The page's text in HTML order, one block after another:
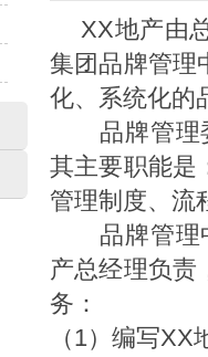
XX地产由
集团品牌管理
化、系统化的
品牌管理委
其主要职能是
管理制度、流
品牌管理中
产总经理负责
务：
（1）编写